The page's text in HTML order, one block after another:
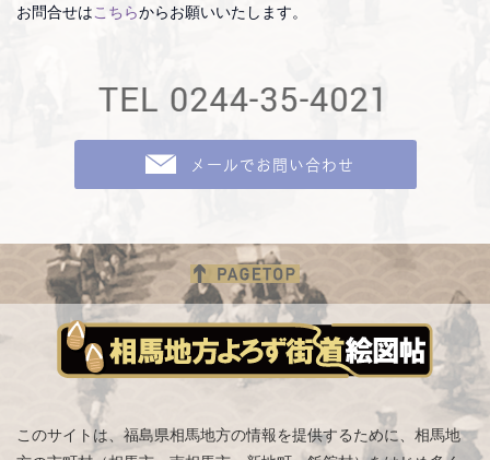
お問合せはこちらからお願いいたします。
このサイトは、福島県相馬地方の情報を提供するために、相馬地